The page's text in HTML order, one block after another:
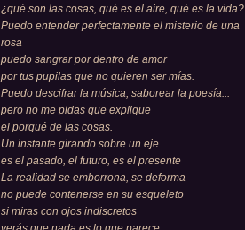
¿qué son las cosas, qué es el aire, qué es la vida?
Puedo entender perfectamente el misterio de una
rosa
puedo sangrar por dentro de amor
por tus pupilas que no quieren ser mías.
Puedo descifrar la música, saborear la poesía...
pero no me pidas que explique
el porqué de las cosas.
Un instante girando sobre un eje
es el pasado, el futuro, es el presente
La realidad se emborrona, se deforma
no puede contenerse en su esqueleto
si miras con ojos indiscretos